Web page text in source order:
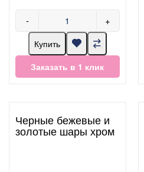
- +
Купить
Заказать в 1 клик
Черные бежевые и
золотые шары хром